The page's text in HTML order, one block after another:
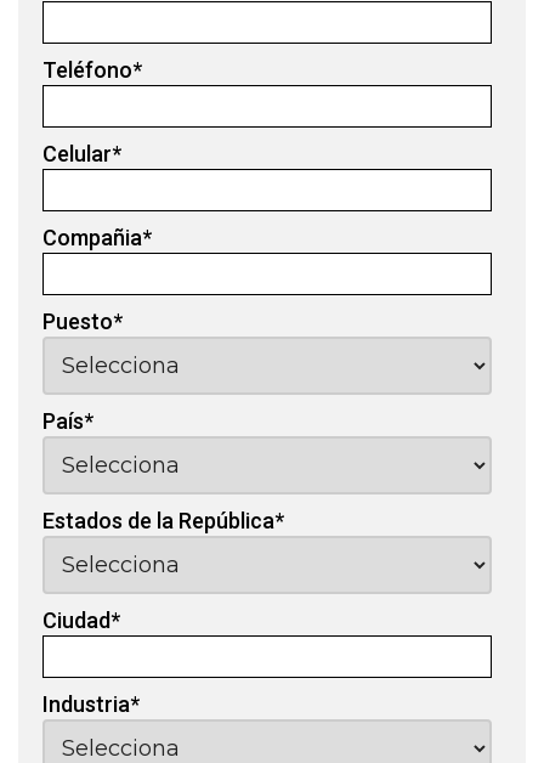
Teléfono*
Celular*
Compañia*
Puesto*
País*
Estados de la República*
Ciudad*
Industria*